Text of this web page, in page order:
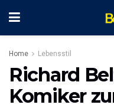
Home Lebensstil
Richard
Komiker